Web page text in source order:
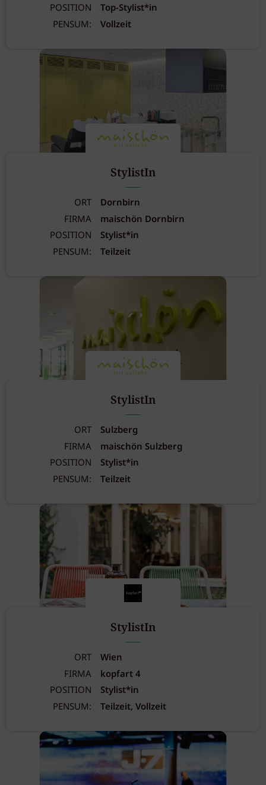
POSITION
Top-Stylist*in
PENSUM:
Vollzeit
StylistIn
ORT
Dornbirn
FIRMA
maischön Dornbirn
POSITION
Stylist*in
PENSUM:
Teilzeit
StylistIn
ORT
Sulzberg
FIRMA
maischön Sulzberg
POSITION
Stylist*in
PENSUM:
Teilzeit
StylistIn
ORT
Wien
FIRMA
kopfart 4
POSITION
Stylist*in
PENSUM:
Teilzeit, Vollzeit